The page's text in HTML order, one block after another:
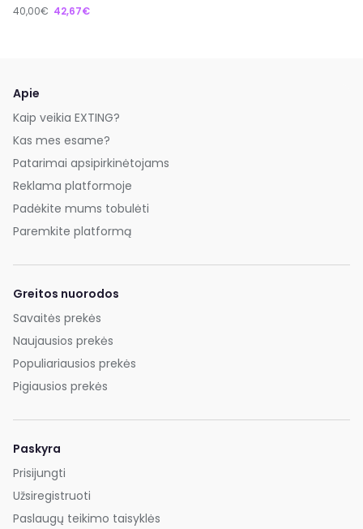
40,00€ 42,67€
Apie
Kaip veikia EXTING?
Kas mes esame?
Patarimai apsipirkinėtojams
Reklama platformoje
Padėkite mums tobulėti
Paremkite platformą
Greitos nuorodos
Savaitės prekės
Naujausios prekės
Populiariausios prekės
Pigiausios prekės
Paskyra
Prisijungti
Užsiregistruoti
Paslaugų teikimo taisyklės